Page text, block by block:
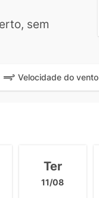
sem
Velocidade do vento
Ter
11/08